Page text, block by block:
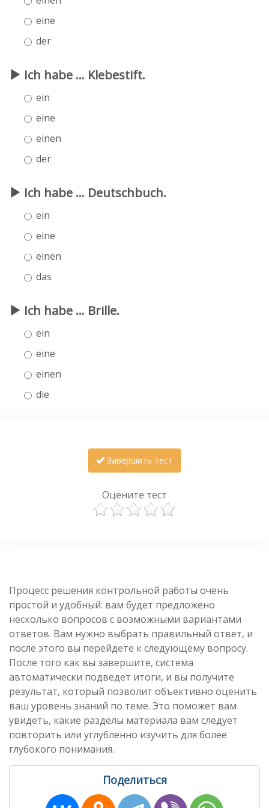
eine
der
Ich habe ... Klebestift.
ein
eine
einen
der
Ich habe ... Deutschbuch.
ein
eine
einen
das
Ich habe ... Brille.
ein
eine
einen
die
Завершить тест
Оцените тест
Процесс решения контрольной работы очень
простой и удобный: вам будет предложено
несколько вопросов с возможными вариантами
ответов. Вам нужно выбрать правильный ответ, и
после этого вы перейдете к следующему вопросу.
После того как вы завершите, система
автоматически подведет итоги, и вы получите
результат, который позволит объективно оценить
ваш уровень знаний по теме. Это поможет вам
увидеть, какие разделы материала вам следует
повторить или углубленно изучить для более
глубокого понимания.
Поделиться